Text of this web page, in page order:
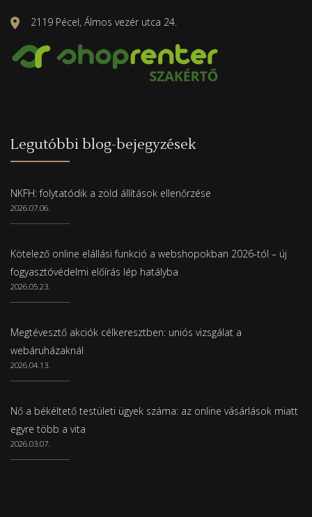
2119 Pécel, Álmos vezér utca 24.
Legutóbbi blog-bejegyzések
NKFH: folytatódik a zöld állítások ellenőrzése
2026.07.06.
Kötelező online elállási funkció a webshopokban 2026-tól – új
fogyasztóvédelmi előírás lép hatályba
2026.05.23.
Megtévesztő akciók célkeresztben: uniós vizsgálat a
webáruházaknál
2026.04.13.
Nő a békéltető testületi ügyek száma: az online vásárlások miatt
egyre több a vita
2026.03.07.